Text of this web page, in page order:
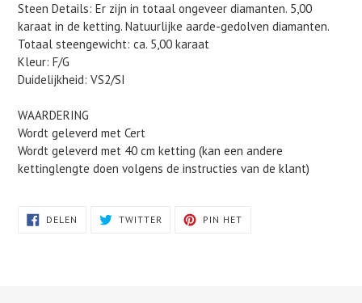
Steen Details: Er zijn in totaal ongeveer diamanten. 5,00
karaat in de ketting. Natuurlijke aarde-gedolven diamanten.
Totaal steengewicht: ca. 5,00 karaat
Kleur: F/G
Duidelijkheid: VS2/SI
WAARDERING
Wordt geleverd met Cert
Wordt geleverd met 40 cm ketting (kan een andere
kettinglengte doen volgens de instructies van de klant)
DELEN DELEN
TWITTER TWITTEREN
OP
PIN HET